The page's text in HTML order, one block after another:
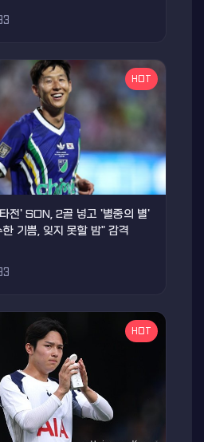
HOT
전' SON, 2골 넣고 '별중의 별'
기쁨, 잊지 못할 밤" 감격
HOT